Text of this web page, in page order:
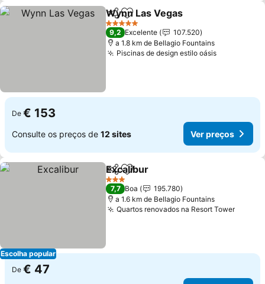
PartilharAdicionar aos favoritos
Wynn Las Vegas
5 Estrelas
9,2 Excelente
107.520
a 1.8 km de Bellagio Fountains
Piscinas de design estilo oásis
De € 153
Consulte os preços de 12 sites Ver preços
Escolha popular
PartilharAdicionar aos favoritos
Excalibur
3 Estrelas
7,7 Boa
195.780
a 1.6 km de Bellagio Fountains
Quartos renovados na Resort Tower
De € 47